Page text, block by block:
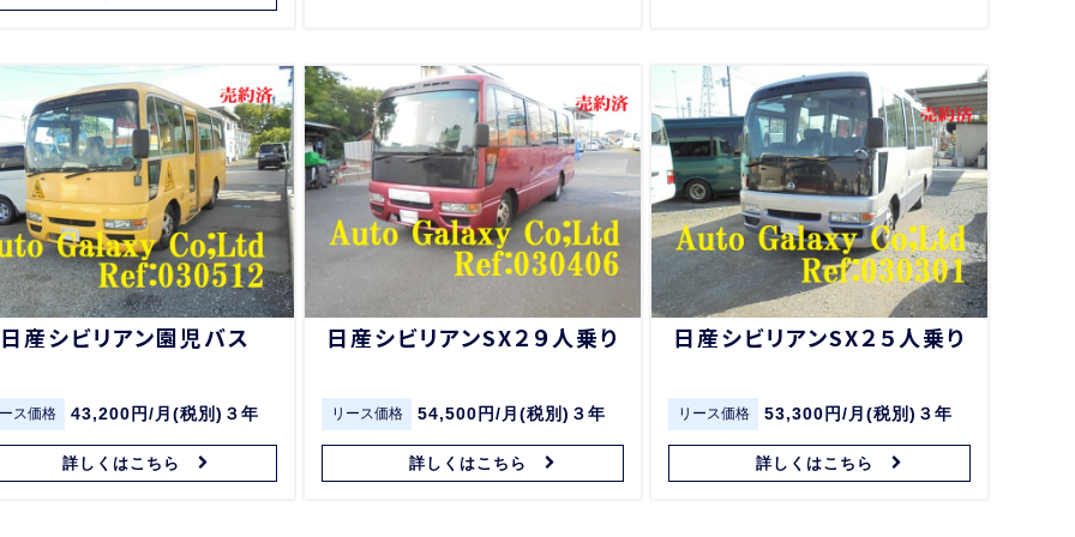
日産シビリアン園児バス
ス価格 43,200円/月(税別)３年
詳しくはこちら
日産シビリアンSX２９人乗り
リース価格 54,500円/月(税別)３年
詳しくはこちら
日産シビリアンSX２５人乗り
リース価格 53,300円/月(税別)３年
詳しくはこちら